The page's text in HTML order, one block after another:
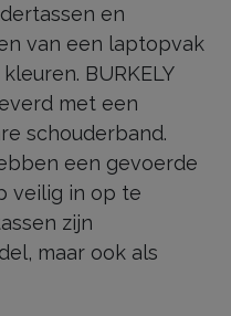
en
van een laptopvak
BURKELY
met een
schouderband.
een gevoerde
veilig in op te
zijn
maar ook als